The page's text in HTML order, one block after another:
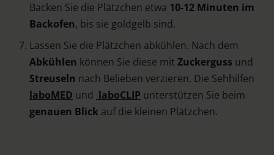
Backen Sie die Plätzchen etwa 10-12 Minuten im
Backofen, bis sie goldgelb sind.
Lassen Sie die Plätzchen abkühlen. Nach dem
Abkühlen können Sie diese mit Zuckerguss und
Streuseln nach Belieben verzieren. Die Sehhilfen
laboMED und laboCLIP unterstützen Sie beim
genauen Blick auf die kleinen Plätzchen.